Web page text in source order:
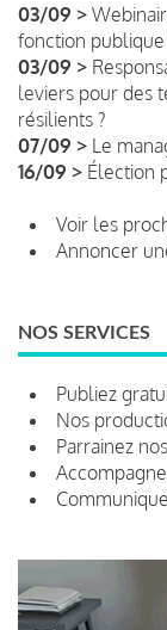
03/09 >
fonction
03/09 >
leviers pour des
résilients ?
07/09 > Le
16/09 > Élection
Voir les
Annoncer
NOS SERVICES
Publiez
Nos
Parrainez